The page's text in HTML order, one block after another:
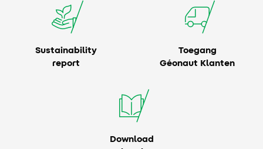
Sustainability
report
Toegang
Géonaut Klanten
Download